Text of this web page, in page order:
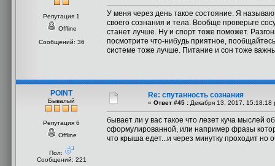
Репутация 1
Offline
Сообщений: 36
У меня через день такое состояние. Я
своего сознания и тела. Вообще проверьте
станет лучше. Ну и спорт тоже поможет.
посмотрите что-нибудь приятное,
системе тоже лучше. Питание и сон тоже
POINT
Бывалый
Репутация 6
Offline
Пол:
Сообщений: 221
Re: спутанность сознания
« Ответ #45 : Декабря 13, 2017, 15:18:18
бывает ли у вас такое что лезет куча мыслей
сформулированной, или например фразы
что крыша едет...и через минутку проходит но